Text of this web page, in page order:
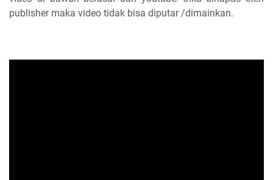
publisher maka video tidak bisa diputar /dimainkan.